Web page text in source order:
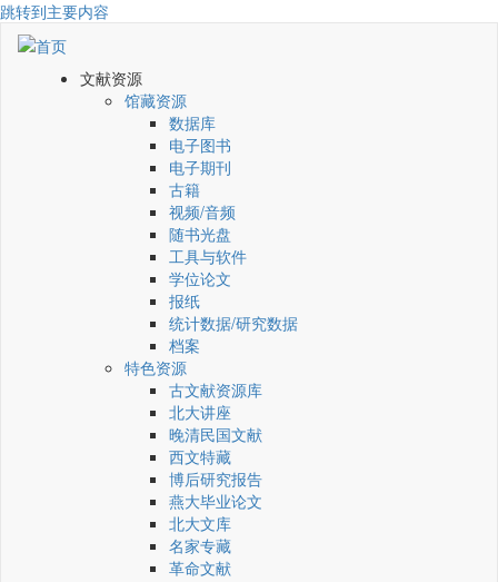
跳转到主要内容
文献资源
馆藏资源
数据库
电子图书
电子期刊
古籍
视频/音频
随书光盘
工具与软件
学位论文
报纸
统计数据/研究数据
档案
特色资源
古文献资源库
北大讲座
晚清民国文献
西文特藏
博后研究报告
燕大毕业论文
北大文库
名家专藏
革命文献